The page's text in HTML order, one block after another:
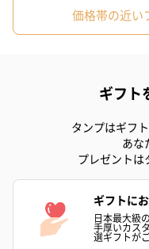
BIRTHDAY TO YOU）
スイーツ
価格帯の近い
ギフト
タンプはギフ
あな
プレゼントは
ギフトに
日本最大級
手厚いカス
選ギフトが